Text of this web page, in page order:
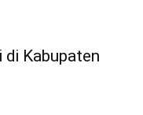
di Kabupaten